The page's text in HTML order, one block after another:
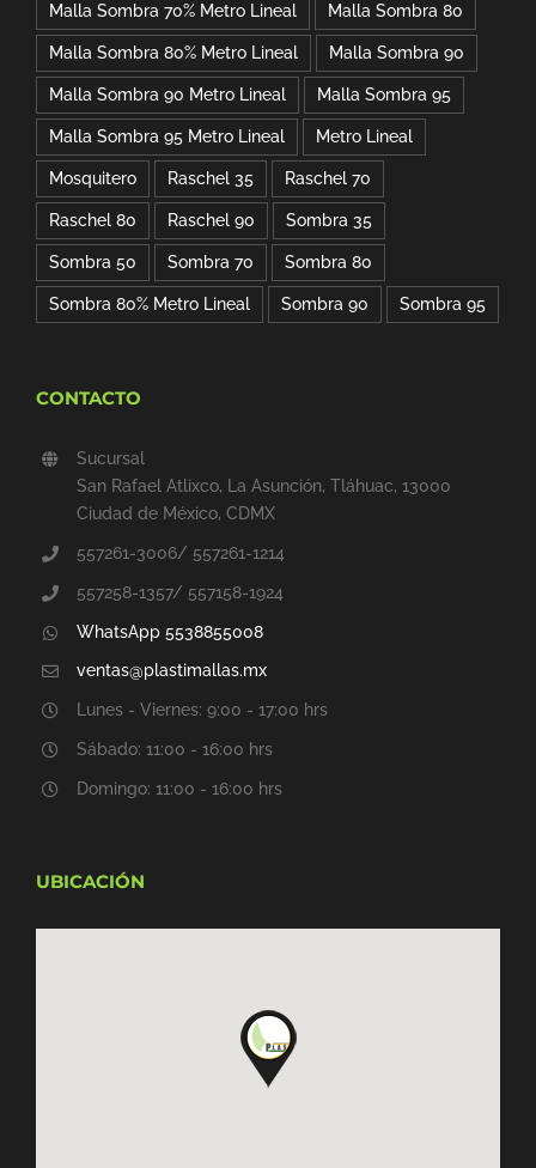
Malla Sombra 70% Metro Lineal Malla Sombra 80
Malla Sombra 80% Metro Lineal Malla Sombra 90
Malla Sombra 90 Metro Lineal Malla Sombra 95
Malla Sombra 95 Metro Lineal Metro Lineal
Mosquitero Raschel 35 Raschel 70
Raschel 80 Raschel 90 Sombra 35
Sombra 50 Sombra 70 Sombra 80
Sombra 80% Metro Lineal Sombra 90 Sombra 95
CONTACTO
Sucursal
San Rafael Atlixco, La Asunción, Tláhuac, 13000
Ciudad de México, CDMX
557261-3006/ 557261-1214
557258-1357/ 557158-1924
WhatsApp 5538855008
ventas@plastimallas.mx
Lunes - Viernes: 9:00 - 17:00 hrs
Sábado: 11:00 - 16:00 hrs
Domingo: 11:00 - 16:00 hrs
UBICACIÓN